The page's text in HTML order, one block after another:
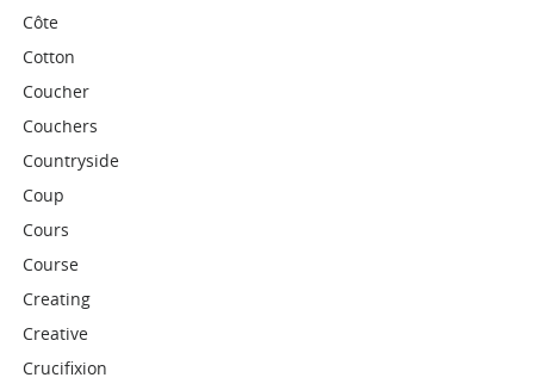
Côte
Cotton
Coucher
Couchers
Countryside
Coup
Cours
Course
Creating
Creative
Crucifixion